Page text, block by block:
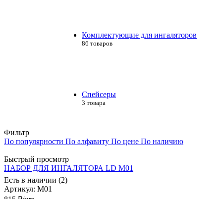
Комплектующие для ингаляторов
86 товаров
Спейсеры
3 товара
Фильтр
По популярности По алфавиту По цене По наличию
Быстрый просмотр
НАБОР ДЛЯ ИНГАЛЯТОРА LD M01
Есть в наличии (2)
Артикул: M01